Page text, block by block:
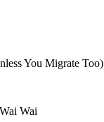
You Migrate Too)
Wai